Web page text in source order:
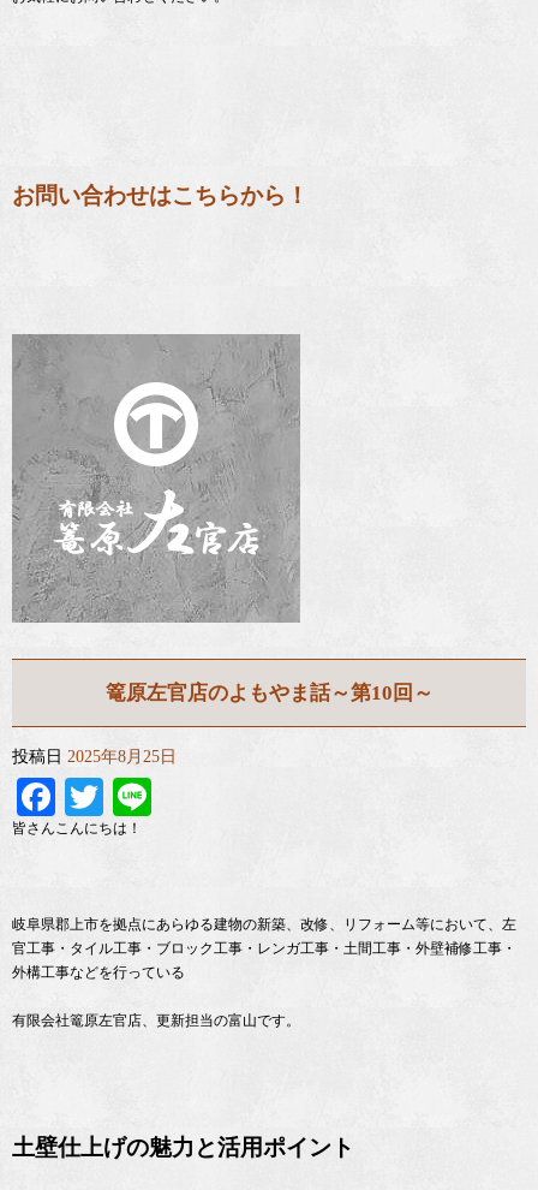
お問い合わせはこちらから！
篭原左官店のよもやま話～第10回～
投稿日 2025年8月25日
Facebook
Twitter
皆さんこんにちは！
岐阜県郡上市を拠点にあらゆる建物の新築、改修、リフォーム等において、左
官工事・タイル工事・ブロック工事・レンガ工事・土間工事・外壁補修工事・
外構工事などを行っている
有限会社篭原左官店、更新担当の富山です。
土壁仕上げの魅力と活用ポイント